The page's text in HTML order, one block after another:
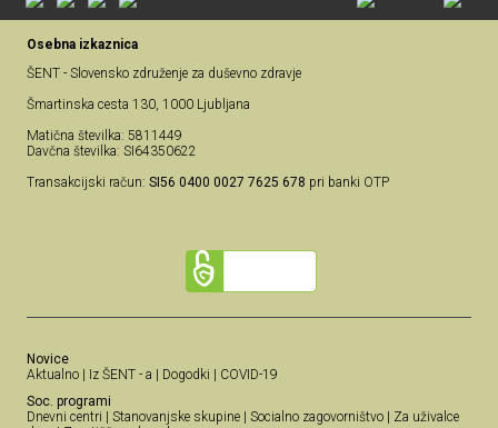
Osebna izkaznica
ŠENT - Slovensko združenje za duševno zdravje
Šmartinska cesta 130, 1000 Ljubljana
Matična številka: 5811449
Davčna številka: SI64350622
Transakcijski račun: SI56 0400 0027 7625 678 pri banki OTP
Novice
Aktualno
Iz ŠENT - a Dogodki
COVID-19
Soc. programi
Dnevni centri
Stanovanjske skupine Socialno zagovorništvo
Za uživalce